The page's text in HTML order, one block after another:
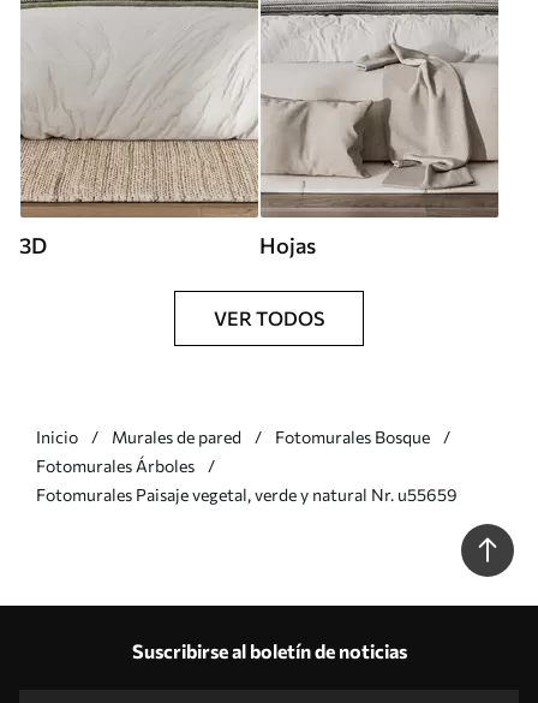
3D Hojas
VER TODOS
Inicio Murales de pared
Fotomurales Bosque
Fotomurales Árboles
Fotomurales Paisaje vegetal, verde y natural Nr. u55659
Suscribirse al boletín de noticias